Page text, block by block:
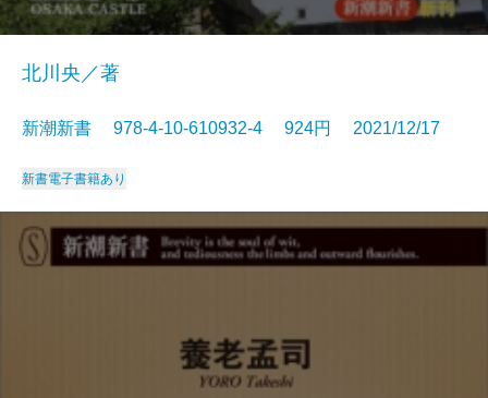
北川央／著
新潮新書 978-4-10-610932-4 924円 2021/12/17
新書電子書籍あり